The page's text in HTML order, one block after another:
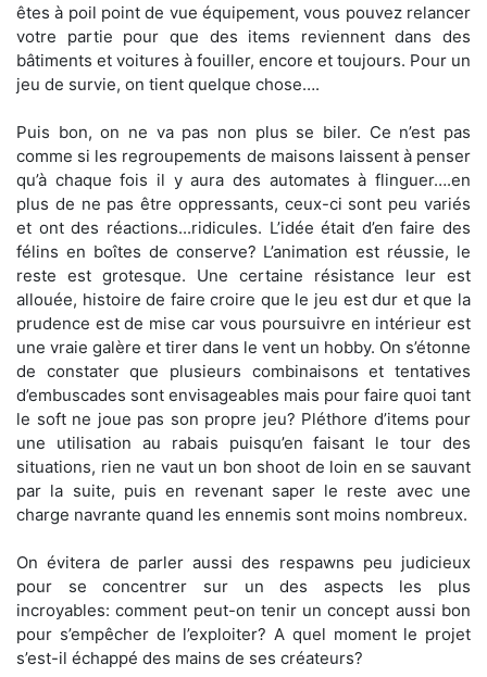
êtes à poil point de vue équipement, vous pouvez relancer
votre partie pour que des items reviennent dans des
bâtiments et voitures à fouiller, encore et toujours. Pour un
jeu de survie, on tient quelque chose….
Puis bon, on ne va pas non plus se biler. Ce n’est pas
comme si les regroupements de maisons laissent à penser
qu’à chaque fois il y aura des automates à flinguer….en
plus de ne pas être oppressants, ceux-ci sont peu variés
et ont des réactions...ridicules. L’idée était d’en faire des
félins en boîtes de conserve? L’animation est réussie, le
reste est grotesque. Une certaine résistance leur est
allouée, histoire de faire croire que le jeu est dur et que la
prudence est de mise car vous poursuivre en intérieur est
une vraie galère et tirer dans le vent un hobby. On s’étonne
de constater que plusieurs combinaisons et tentatives
d’embuscades sont envisageables mais pour faire quoi tant
le soft ne joue pas son propre jeu? Pléthore d’items pour
une utilisation au rabais puisqu’en faisant le tour des
situations, rien ne vaut un bon shoot de loin en se sauvant
par la suite, puis en revenant saper le reste avec une
charge navrante quand les ennemis sont moins nombreux.
On évitera de parler aussi des respawns peu judicieux
pour se concentrer sur un des aspects les plus
incroyables: comment peut-on tenir un concept aussi bon
pour s’empêcher de l’exploiter? A quel moment le projet
s’est-il échappé des mains de ses créateurs?